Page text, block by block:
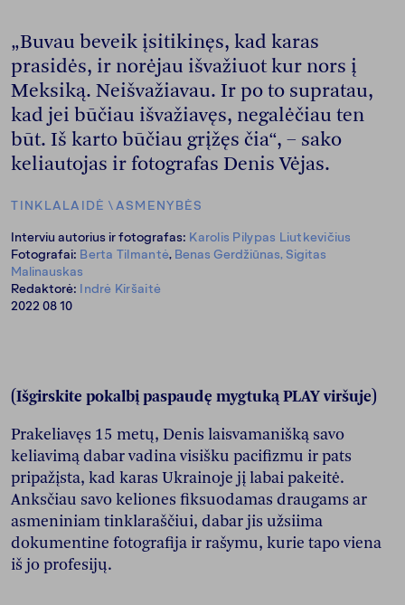
TINKLALAIDĖ \ ASMENYBĖS
Interviu autorius ir fotografas: Karolis Pilypas Liutkevičius
Fotografai: Berta Tilmantė, Benas Gerdžiūnas, Sigitas
Malinauskas
Redaktorė: Indrė Kiršaitė
2022 08 10
„Buvau beveik įsitikinęs, kad karas
prasidės, ir norėjau išvažiuot kur nors į
Meksiką. Neišvažiavau. Ir po to supratau,
kad jei būčiau išvažiavęs, negalėčiau ten
būt. Iš karto būčiau grįžęs čia“, – sako
keliautojas ir fotografas Denis Vėjas.
(Išgirskite pokalbį paspaudę mygtuką PLAY viršuje)
Prakeliavęs 15 metų, Denis laisvamanišką savo
keliavimą dabar vadina visišku pacifizmu ir pats
pripažįsta, kad karas Ukrainoje jį labai pakeitė.
Anksčiau savo keliones fiksuodamas draugams ar
asmeniniam tinklaraščiui, dabar jis užsiima
dokumentine fotografija ir rašymu, kurie tapo viena
iš jo profesijų.